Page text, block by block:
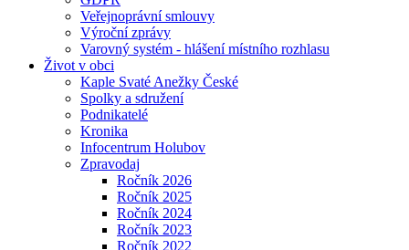
Veřejnoprávní smlouvy
Výroční zprávy
Varovný systém - hlášení místního rozhlasu
Život v obci
Kaple Svaté Anežky České
Spolky a sdružení
Podnikatelé
Kronika
Infocentrum Holubov
Zpravodaj
Ročník 2026
Ročník 2025
Ročník 2024
Ročník 2023
Ročník 2022